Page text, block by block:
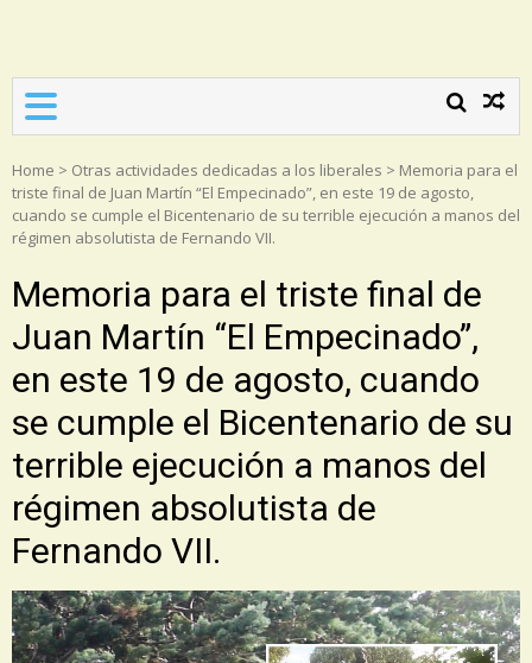
Home > Otras actividades dedicadas a los liberales > Memoria para el
triste final de Juan Martín “El Empecinado”, en este 19 de agosto,
cuando se cumple el Bicentenario de su terrible ejecución a manos del
régimen absolutista de Fernando VII.
Memoria para el triste final de
Juan Martín “El Empecinado”,
en este 19 de agosto, cuando
se cumple el Bicentenario de su
terrible ejecución a manos del
régimen absolutista de
Fernando VII.